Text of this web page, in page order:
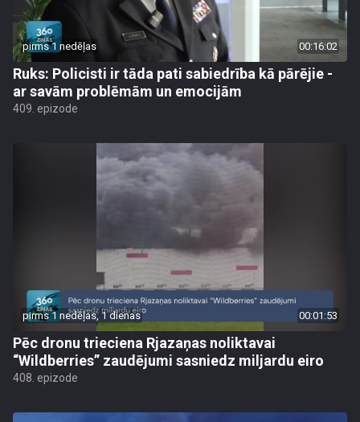
pirms 1 nedēļas 00:16:02
Ruks: Policisti ir tāda pati sabiedrība kā pārējie -
ar savām problēmām un emocijām
409. epizode
pirms 1 nedēļas, 1 dienas 00:01:53
Pēc dronu trieciena Rjazaņas noliktavai
“Wildberries” zaudējumi sasniedz miljardu eiro
408. epizode